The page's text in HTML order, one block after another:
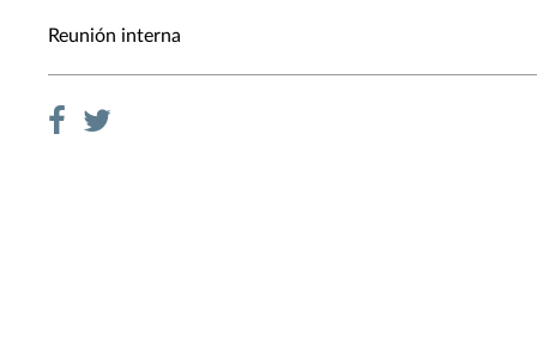
Reunión interna